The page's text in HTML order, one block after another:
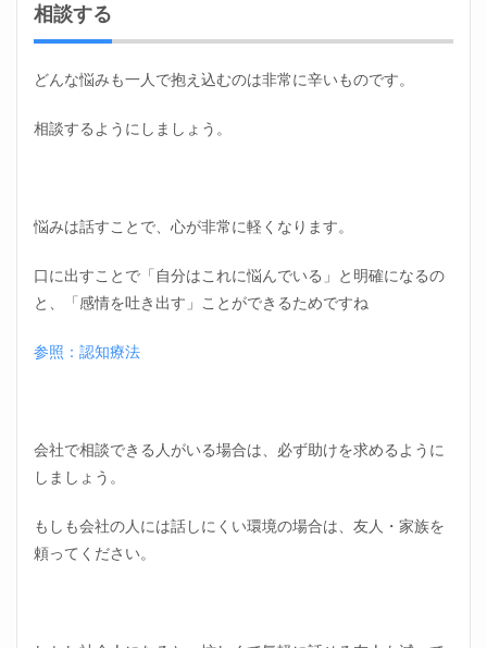
相談する
どんな悩みも一人で抱え込むのは非常に辛いものです。
相談するようにしましょう。
悩みは話すことで、心が非常に軽くなります。
口に出すことで「自分はこれに悩んでいる」と明確になるの
と、「感情を吐き出す」ことができるためですね
参照：認知療法
会社で相談できる人がいる場合は、必ず助けを求めるように
しましょう。
もしも会社の人には話しにくい環境の場合は、友人・家族を
頼ってください。